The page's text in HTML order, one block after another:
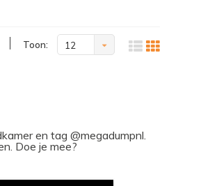
Toon: 12
en tag @megadumpnl.
Doe je mee?